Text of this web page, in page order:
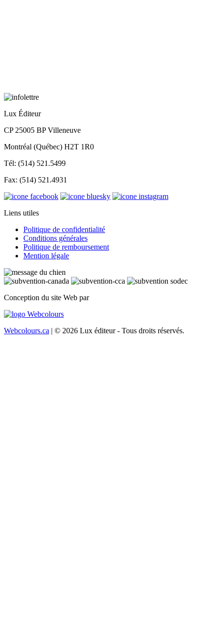
Lux Éditeur
CP 25005 BP Villeneuve
Montréal (Québec) H2T 1R0
Tél: (514) 521.5499
Fax: (514) 521.4931
Liens utiles
Politique de confidentialité
Conditions générales
Politique de remboursement
Mention légale
Conception du site Web par
Webcolours.ca | © 2026 Lux éditeur - Tous droits réservés.